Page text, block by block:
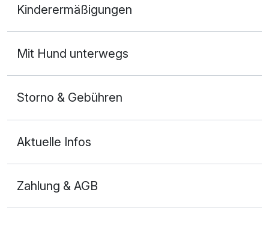
2 Erwachsene
Für 5 Tage 400,00 €
Ausstattung
Kinderermäßigungen
Mit Hund unterwegs
Storno & Gebühren
Aktuelle Infos
Zahlung & AGB